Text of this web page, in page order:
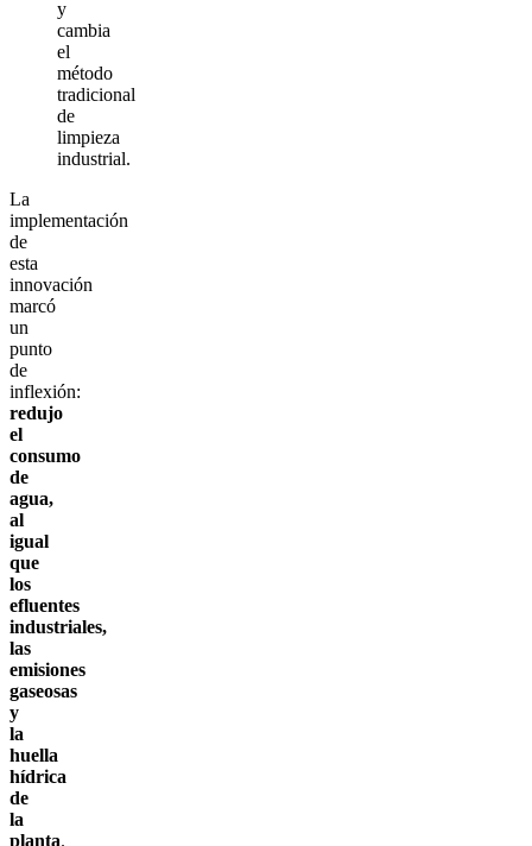
y
cambia
el
método
tradicional
de
limpieza
industrial.
La
implementación
de
esta
innovación
marcó
un
punto
de
inflexión:
redujo
el
consumo
de
agua,
al
igual
que
los
efluentes
industriales,
las
emisiones
gaseosas
y
la
huella
hídrica
de
la
planta.